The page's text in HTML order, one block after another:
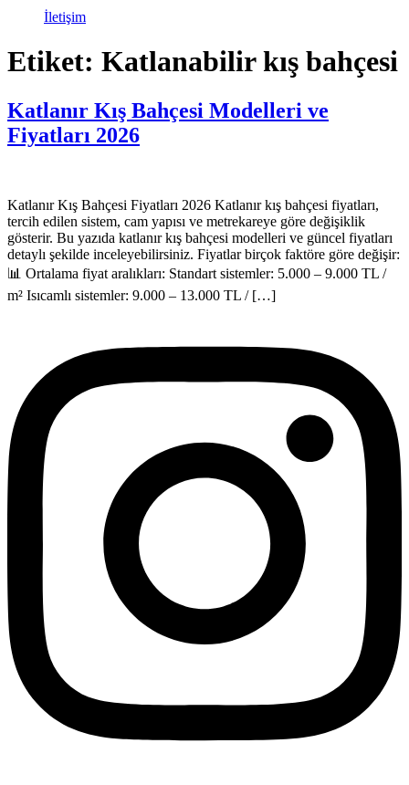
İletişim
Etiket: Katlanabilir kış bahçesi
Katlanır Kış Bahçesi Modelleri ve
Fiyatları 2026
Katlanır Kış Bahçesi Fiyatları 2026 Katlanır kış bahçesi fiyatları,
tercih edilen sistem, cam yapısı ve metrekareye göre değişiklik
gösterir. Bu yazıda katlanır kış bahçesi modelleri ve güncel fiyatları
detaylı şekilde inceleyebilirsiniz. Fiyatlar birçok faktöre göre değişir:
📊 Ortalama fiyat aralıkları: Standart sistemler: 5.000 – 9.000 TL /
m² Isıcamlı sistemler: 9.000 – 13.000 TL / […]